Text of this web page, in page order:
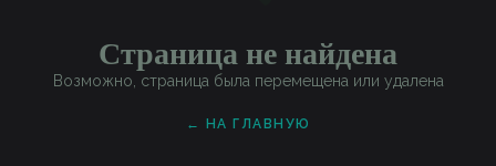
Страница не найдена
Возможно, страница была перемещена или удалена
← НА ГЛАВНУЮ